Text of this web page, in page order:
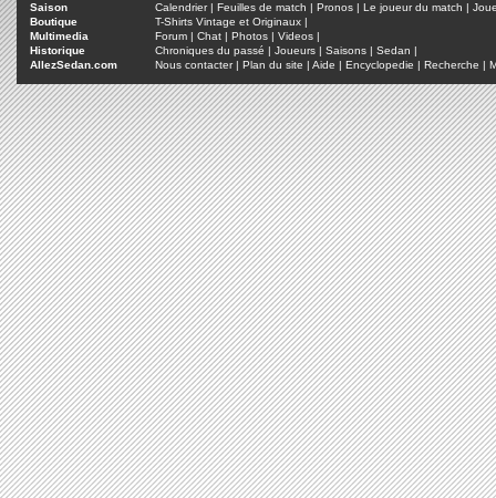
Saison
Calendrier| Feuilles de match | Pronos | Le joueur du match |
Boutique
T-Shirts Vintage et Originaux |
Multimedia
Forum | Chat | Photos | Videos |
Historique
Chroniques du passé | Joueurs | Saisons | Sedan |
AllezSedan.com
Nous contacter| Plan du site | Aide | Encyclopedie | Recherche |